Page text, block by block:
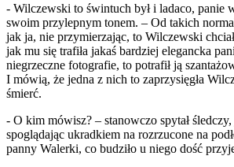
- Wilczewski to świntuch był i ladaco, panie
swoim przylepnym tonem. – Od takich
jak ja, nie przymierzając, to Wilczewski
jak mu się trafiła jakaś bardziej elegancka
niegrzeczne fotografie, to potrafił ją
I mówią, że jedna z nich to zaprzysięgła
śmierć.
- O kim mówisz? – stanowczo spytał
spoglądając ukradkiem na rozrzucone na
panny Walerki, co budziło u niego dość